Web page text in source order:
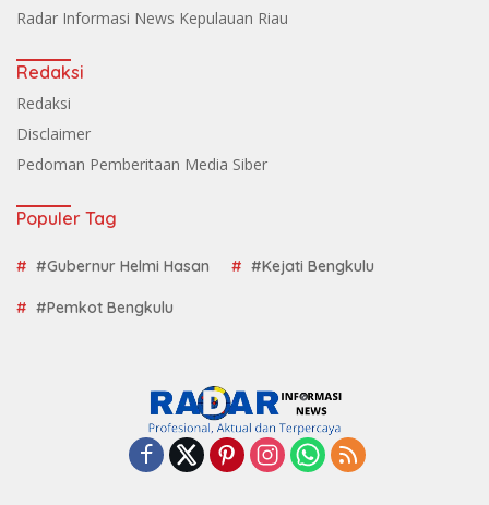
Radar Informasi News Kepulauan Riau
Redaksi
Redaksi
Disclaimer
Pedoman Pemberitaan Media Siber
Populer Tag
#Gubernur Helmi Hasan #Kejati Bengkulu
#Pemkot Bengkulu